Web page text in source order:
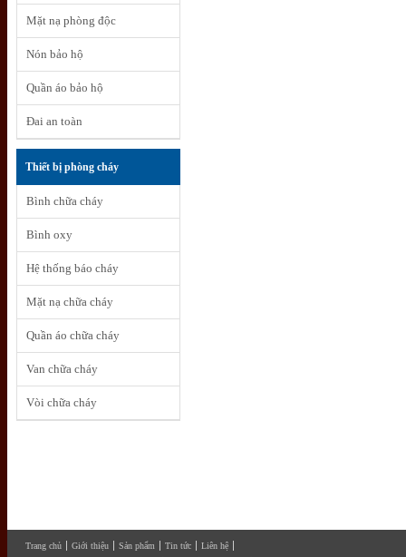
Mặt nạ phòng độc
Nón bảo hộ
Quần áo bảo hộ
Đai an toàn
Thiết bị phòng cháy
Bình chữa cháy
Bình oxy
Hệ thống báo cháy
Mặt nạ chữa cháy
Quần áo chữa cháy
Van chữa cháy
Vòi chữa cháy
Trang chủ Giới thiệu Sản phẩm Tin tức
Liên hệ